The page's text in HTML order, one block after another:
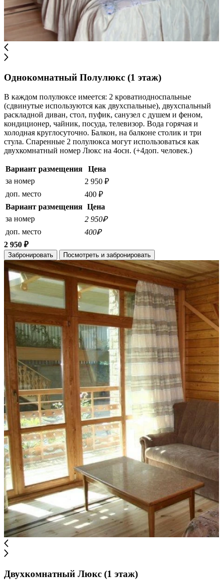
Однокомнатный Полулюкс (1 этаж)
В каждом полулюксе имеется: 2 кроватиодноспальные
(сдвинутые используются как двухспальные), двухспальный
раскладной диван, стол, пуфик, санузел с душем и феном,
кондиционер, чайник, посуда, телевизор. Вода горячая и
холодная круглосуточно. Балкон, на балконе столик и три
стула. Спаренные 2 полулюкса могут использоваться как
двухкомнатный номер Люкс на 4осн. (+4доп. человек.)
Вариант размещения
Цена
за номер
2 950 ₽
доп. место
400 ₽
Вариант размещения Цена
за номер
2 950₽
доп. место
400₽
2 950 ₽
Забронировать Посмотреть и забронировать
Двухкомнатный Люкс (1 этаж)